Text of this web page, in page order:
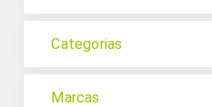
Categorias
Marcas